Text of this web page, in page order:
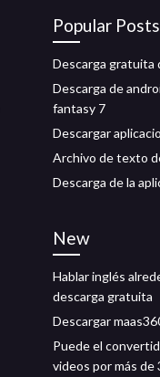
Popular Posts
Descarga gratuita
Descarga de
fantasy 7
Descargar
Archivo de texto
Descarga de la
New
Hablar inglés
descarga gratuita
Descargar
Puede el
videos por más de